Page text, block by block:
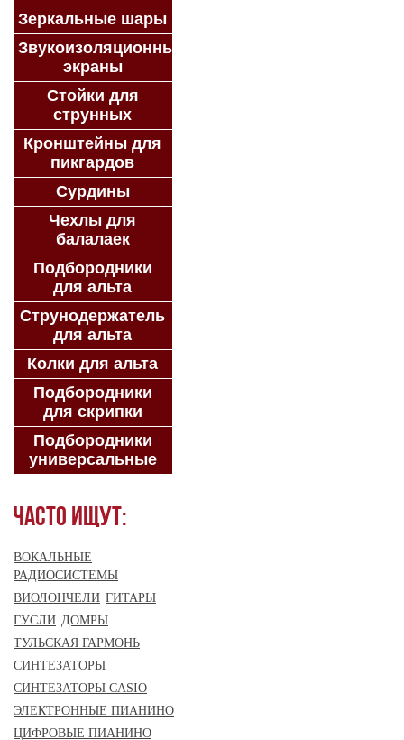
Зеркальные шары
Звукоизоляционные
экраны
Стойки для
струнных
Кронштейны для
пикгардов
Сурдины
Чехлы для
балалаек
Подбородники
для альта
Струнодержатель
для альта
Колки для альта
Подбородники
для скрипки
Подбородники
универсальные
Часто ищут:
ВОКАЛЬНЫЕ
РАДИОСИСТЕМЫ
ВИОЛОНЧЕЛИ ГИТАРЫ
ГУСЛИ ДОМРЫ
ТУЛЬСКАЯ ГАРМОНЬ
СИНТЕЗАТОРЫ
СИНТЕЗАТОРЫ CASIO
ЭЛЕКТРОННЫЕ ПИАНИНО
ЦИФРОВЫЕ ПИАНИНО